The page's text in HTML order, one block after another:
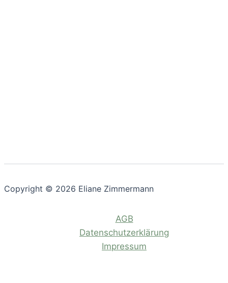
Copyright © 2026 Eliane Zimmermann
AGB
Datenschutzerklärung
Impressum